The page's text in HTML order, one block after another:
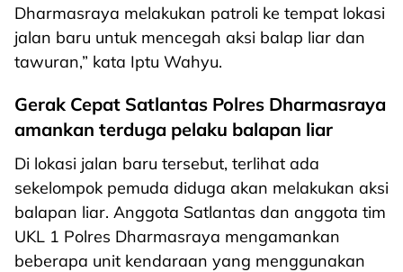
Dharmasraya melakukan patroli ke tempat lokasi
jalan baru untuk mencegah aksi balap liar dan
tawuran,” kata Iptu Wahyu.
Gerak Cepat Satlantas Polres Dharmasraya
amankan terduga pelaku balapan liar
Di lokasi jalan baru tersebut, terlihat ada
sekelompok pemuda diduga akan melakukan aksi
balapan liar. Anggota Satlantas dan anggota tim
UKL 1 Polres Dharmasraya mengamankan
beberapa unit kendaraan yang menggunakan